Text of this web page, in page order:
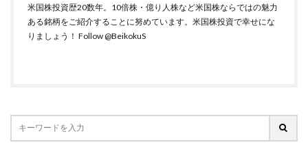
米国株投資歴20数年。10倍株・億り人株など米国株ならではの魅力
ある銘柄をご紹介することに努めています。米国株投資で幸せにな
りましょう！ Follow @BeikokuS